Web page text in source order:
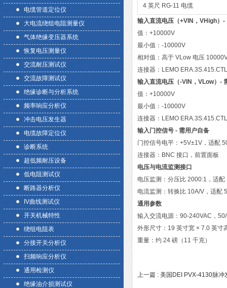
电缆管道定位仪
大电流绕组电阻测量仪
气体绝缘变压器系统
恢复电压测量仪
交流耐压测试仪
交流故障测试仪
绝缘诊断与分析系统
频率响应分析仪
冲击电压发生器
电缆故障定位仪
诊断系统
超低频耐压设备
低电阻测试仪
断路器分析仪
IV曲线测试仪
开关机械特性
绕组电阻表
分接开关分析仪
扫频响应分析仪
通用检测仪
绝缘油介损测试仪
4 英尺 RG-11 电缆
输入直流电压（+VIN，VHigh）-
值：+10000V
最小值：-10000V
相对值：高于 VLow 电压
连接器：LEMO
输入直流电压（-VIN，VLow）-
值：+10000V
最小值：-10000V
连接器：LEMO
输入门控信号 - 需用户自备
门控信号电平：+5V±1V，适配
连接器：BNC 接口，前置面板
电压与电流监测接口
电压监测：分压比 2000:1，适
电流监测：转换比 10A/V，适配
通用参数
输入交流电源：90-240VAC，
外形尺寸：19 英寸宽 × 7.0 英寸
重量：约 24 磅（11 千克）
上一篇 : 美国DEI PVX-4130脉冲